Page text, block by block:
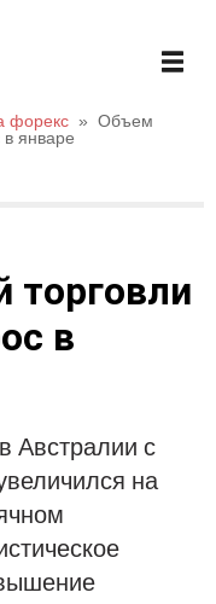
форекс » Объем
в январе
торговли
в
Австралии с
на